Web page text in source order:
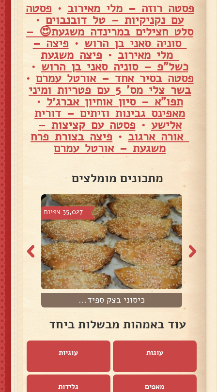
פסטה רוזה – מלי מאירוב • פסטה
עם נקניקיות – טל דובנבוים •
סלט חצילים במרינדה משגעת😍 –
סוניה סאני בן הרוש • פיצה –
מלי מאירוב • פיצה משגעת
כשל"פ – סוניה סאני בן הרוש •
פסטה בסיר אחד – אורטל עמרם •
בשר צלי מס' 5 עם פטריות ומיני
תפו"א – סיון אוחיון אברג׳ל •
מאפינס גבינות וזיתים – דורית
אלישע • פסטה עם קציצות –
אורה ארגוב • פיצה בצורת פרח
משגעת – אורטל עמרם
מתכונים מומלצים
35,027 צפיות
כיסוני בצק ספיד...
עוד באמהות מבשלות ביחד
עוגות עוגיות
מאפים גלידות